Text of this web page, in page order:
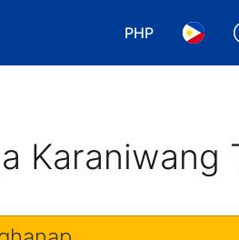
PHP
Pumili ngPumili
Karaniwang